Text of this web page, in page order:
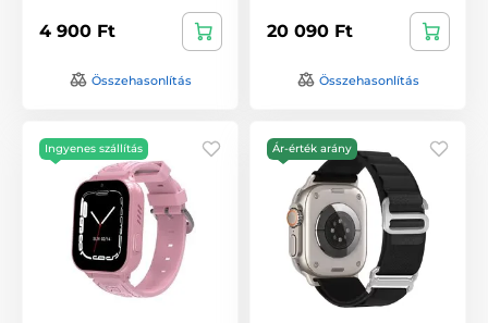
4 900 Ft
Összehasonlítás
20 090 Ft
Összehasonlítás
Ingyenes szállítás Ár-érték arány